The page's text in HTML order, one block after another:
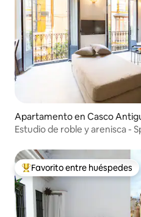
Apartamento en Casco
Estudio de roble y arenisca -
Favorito entre huéspedes
Favorito entre huéspedes